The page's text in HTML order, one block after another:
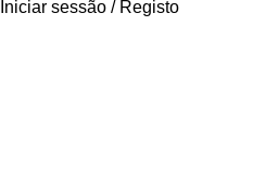
Iniciar sessão / Registo